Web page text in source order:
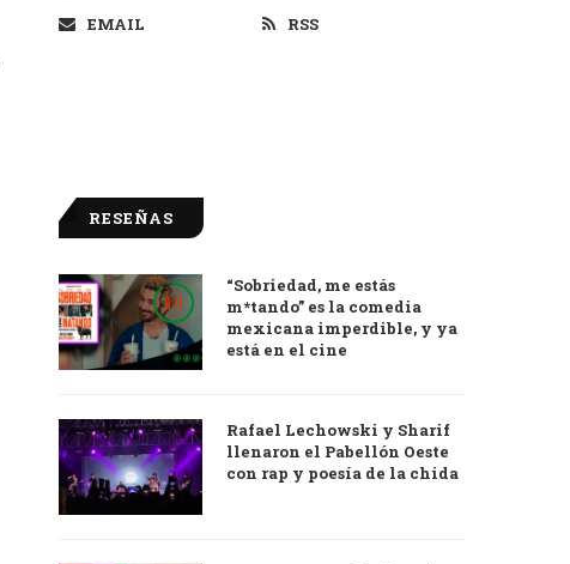
EMAIL
RSS
RESEÑAS
9.0
“Sobriedad, me estás
m*tando” es la comedia
mexicana imperdible, y ya
está en el cine
Rafael Lechowski y Sharif
llenaron el Pabellón Oeste
con rap y poesía de la chida